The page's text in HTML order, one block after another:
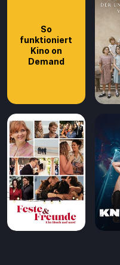
So
funktioniert
Kino on
Demand